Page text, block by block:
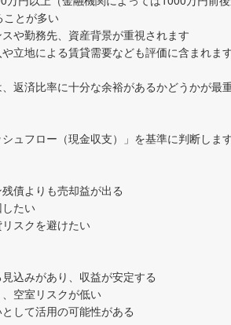
ことが多い
や勤務先、資産背景が重視されます
立地による賃貸需要なども評価に含まれま
返済比率に十分な余裕があるかどうかが最重
ュフロー（現金収支）」を基準に判断します
債よりも売却益が出る
したい
スクを避けたい
込みがあり、収益が安定する
空室リスクが低い
して活用の可能性がある